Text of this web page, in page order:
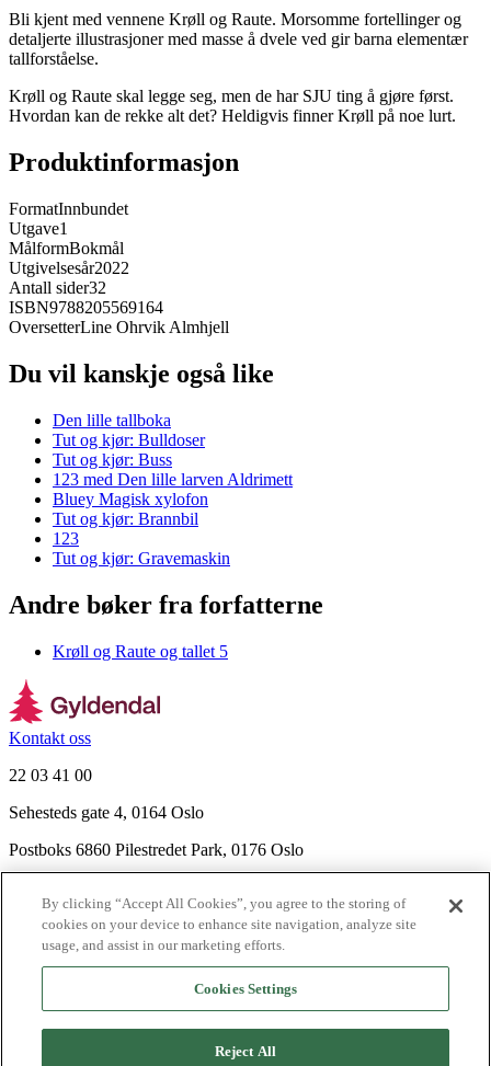
Bli kjent med vennene Krøll og Raute. Morsomme fortellinger og
detaljerte illustrasjoner med masse å dvele ved gir barna elementær
tallforståelse.
Krøll og Raute skal legge seg, men de har SJU ting å gjøre først.
Hvordan kan de rekke alt det? Heldigvis finner Krøll på noe lurt.
Produktinformasjon
FormatInnbundet
Utgave1
MålformBokmål
Utgivelsesår2022
Antall sider32
ISBN9788205569164
OversetterLine Ohrvik Almhjell
Du vil kanskje også like
Den lille tallboka
Tut og kjør: Bulldoser
Tut og kjør: Buss
123 med Den lille larven Aldrimett
Bluey Magisk xylofon
Tut og kjør: Brannbil
123
Tut og kjør: Gravemaskin
Andre bøker fra forfatterne
Krøll og Raute og tallet 5
Kontakt oss
22 03 41 00
Sehesteds gate 4, 0164 Oslo
Postboks 6860 Pilestredet Park, 0176 Oslo
Nyhetsbrev
Ledige stillinger
Send inn manus
By clicking “Accept All Cookies”, you agree to the storing of
cookies on your device to enhance site navigation, analyze site
usage, and assist in our marketing efforts.
Cookies Settings
Reject All